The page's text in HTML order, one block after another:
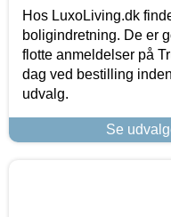
Hos LuxoLiving.dk
boligindretning. De er
flotte anmeldelser på
dag ved bestilling
udvalg.
Se